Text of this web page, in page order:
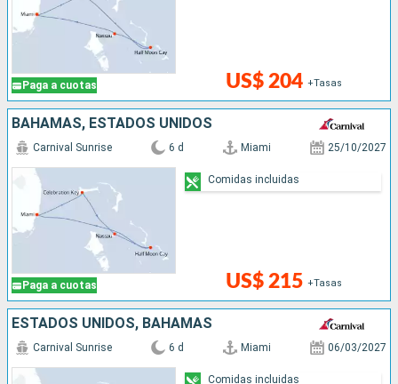
Paga a cuotas US$ 204 +Tasas
BAHAMAS, ESTADOS UNIDOS
Paga a cuotas
Carnival Sunrise 6 d Miami 25/10/2027
US$ 215 +Tasas
Comidas incluidas
ESTADOS UNIDOS, BAHAMAS
Carnival Sunrise 6 d Miami 06/03/2027
Comidas incluidas